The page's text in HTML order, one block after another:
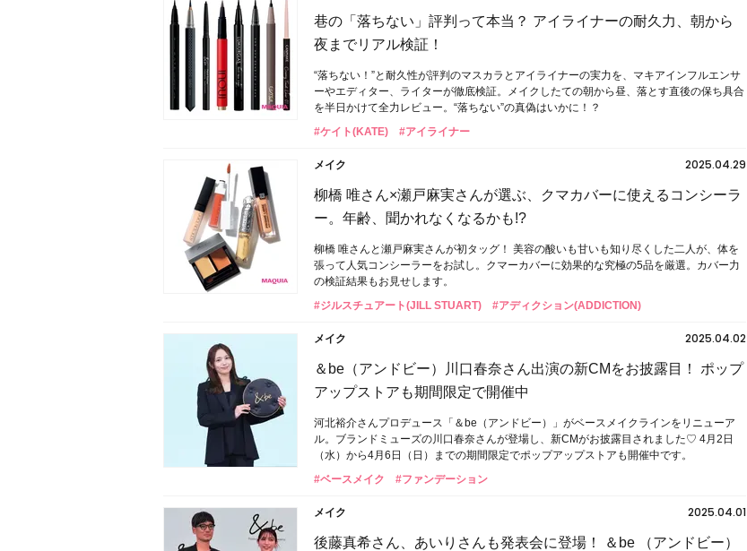
巷の「落ちない」評判って本当？ アイライナーの耐久力、朝から
夜までリアル検証！
“落ちない！”と耐久性が評判のマスカラとアイライナーの実力を、マキアインフルエンサ
ーやエディター、ライターが徹底検証。メイクしたての朝から昼、落とす直後の保ち具合
を半日かけて全力レビュー。“落ちない”の真偽はいかに！？
#ケイト(KATE)
#アイライナー
メイク
2025.04.29
柳橋 唯さん×瀬戸麻実さんが選ぶ、クマカバーに使えるコンシーラ
ー。年齢、聞かれなくなるかも!?
柳橋 唯さんと瀬戸麻実さんが初タッグ！ 美容の酸いも甘いも知り尽くした二人が、体を
張って人気コンシーラーをお試し。クマーカバーに効果的な究極の5品を厳選。カバー力
の検証結果もお見せします。
#ジルスチュアート(JILL STUART)
#アディクション(ADDICTION)
メイク
2025.04.02
＆be（アンドビー）川⼝春奈さん出演の新CMをお披露目！ ポップ
アップストアも期間限定で開催中
河北裕介さんプロデュース「＆be（アンドビー）」がベースメイクラインをリニューア
ル。ブランドミューズの川⼝春奈さんが登場し、新CMがお披露目されました♡ 4⽉2⽇
（⽔）から4⽉6⽇（⽇）までの期間限定でポップアップストアも開催中です。
#ベースメイク
#ファンデーション
メイク
2025.04.01
後藤真希さん、あいりさんも発表会に登場！ ＆be （アンドビー）